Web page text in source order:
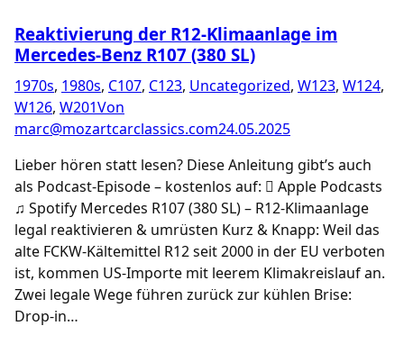
Reaktivierung der R12-Klimaanlage im
Mercedes-Benz R107 (380 SL)
1970s, 1980s, C107, C123, Uncategorized, W123, W124,
W126, W201Von
marc@mozartcarclassics.com24.05.2025
Lieber hören statt lesen? Diese Anleitung gibt’s auch
als Podcast-Episode – kostenlos auf:  Apple Podcasts
♫ Spotify Mercedes R107 (380 SL) – R12-Klimaanlage
legal reaktivieren & umrüsten Kurz & Knapp: Weil das
alte FCKW-Kältemittel R12 seit 2000 in der EU verboten
ist, kommen US-Importe mit leerem Klimakreislauf an.
Zwei legale Wege führen zurück zur kühlen Brise:
Drop-in…